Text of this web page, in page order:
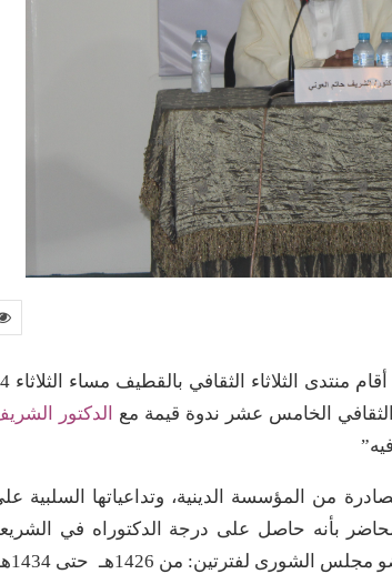
وسط حضور نوعي ضم جمعاً من المثقفين
الدكتور
من المؤسسة الدينية، وتداعياتها السلبية
بأنه حاصل على درجة الدكتوراه في
الإسلامية، من جامعة أم القرى بمكة